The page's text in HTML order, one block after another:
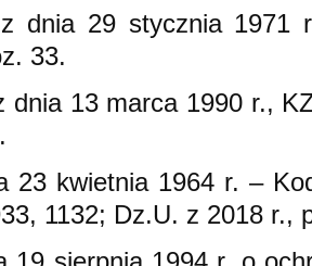
z dnia 29 stycznia
33.
dnia 13 marca 1990 r.,
23 kwietnia 1964 r. –
1132; Dz.U. z 2018 r.,